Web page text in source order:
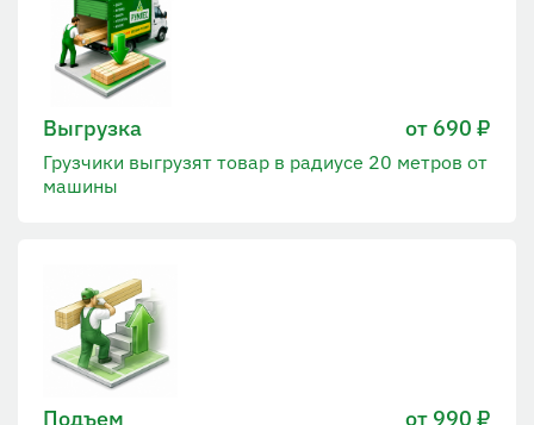
Выгрузка от 690 ₽
Грузчики выгрузят товар в радиусе 20 метров от
машины
Подъем от 990 ₽